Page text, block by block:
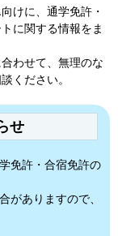
けに、通学免許・
に関する情報をま
わせて、無理のな
ください。
せ
免許・合宿免許の
がありますので、